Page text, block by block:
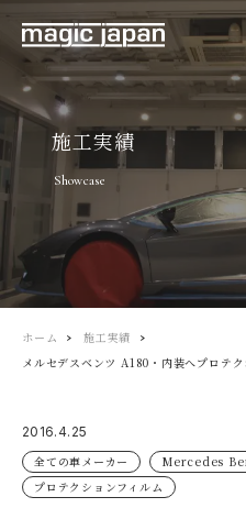
施工実績
Showcase
ホーム
施工実績
メルセデスベンツ A180・内装へプロテ
2016.4.25
全ての車メーカー
Mercedes
プロテクションフィルム